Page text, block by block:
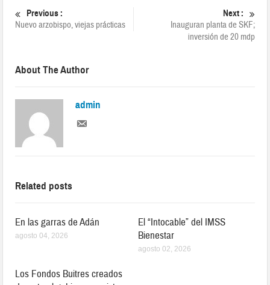
Previous :
Nuevo arzobispo, viejas prácticas
Next :
Inauguran planta de SKF;
inversión de 20 mdp
About The Author
admin
Related posts
En las garras de Adán
agosto 04, 2026
El “Intocable” del IMSS
Bienestar
agosto 02, 2026
Los Fondos Buitres creados